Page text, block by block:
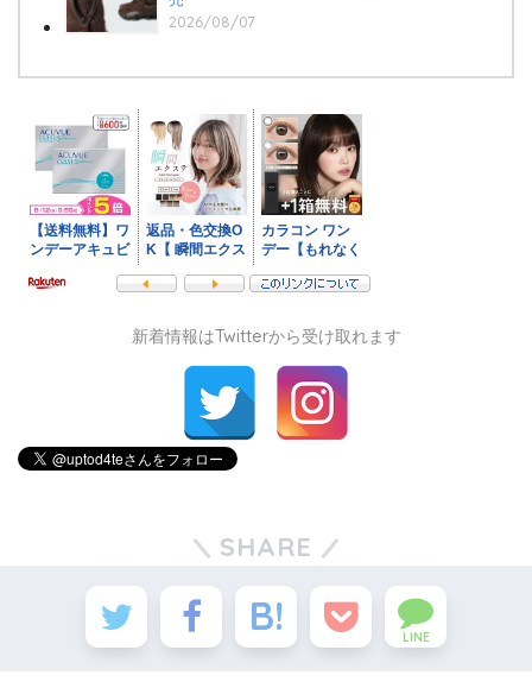
2026/08/07
新着情報はTwitterから受け取れます
SHARE
LINE